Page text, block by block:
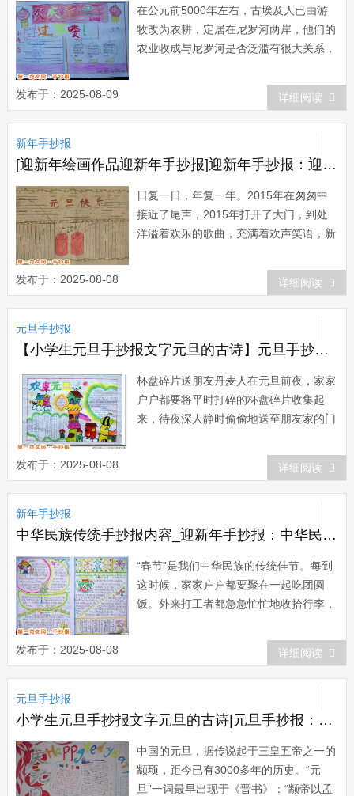
在公元前5000年左右，古埃及人已由游
牧改为农耕，定居在尼罗河两岸，他们的
农业收成与尼罗河是否泛滥有很大关系，
滥的时间是有规律的，他们就把这个时间
每次都记录在竹竿上，从中得知两次泛滥
时伺之间大约相隔365天，同时还发现，
当尼罗河初涨的潮头来到今天开罗城附近
的时...
发布于：2025-08-09 详细阅读
新年手抄报
[迎新年绘画作品迎新年手抄报]迎新年手抄报：迎新年手抄报
日复一日，年复一年。2015年在匆匆中
接近了尾声，2015年打开了大门，到处
洋溢着欢乐的歌曲，充满着欢声笑语，新
过去的一年里，有快乐也有悲伤。新的一
年开始了，人们又开始踏上了一段新的旅
程。12月31日，晚上，我漫无目的的握
着遥控器，打开了电视，掉到了湖南卫
视，...
发布于：2025-08-08 详细阅读
元旦手抄报
【小学生元旦手抄报文字元旦的古诗】元旦手抄报：元旦习俗文化
杯盘碎片送朋友丹麦人在元旦前夜，家家
户户都要将平时打碎的杯盘碎片收集起
来，待夜深人静时偷偷地送至朋友家的门
片越多，则说明他家的朋友越多，新年一
定很幸运。妇女坐上市长椅西德人过元
旦，要表演妇女夺权的喜剧。许多地方的
妇女成群结队地冲进市政府大厅，闯入市
长办公室，坐...
发布于：2025-08-08 详细阅读
新年手抄报
中华民族传统手抄报内容_迎新年手抄报：中华民族的传统佳节
“春节”是我们中华民族的传统佳节。每到
这时候，家家户户都要聚在一起吃团圆
饭。外来打工者都急急忙忙地收拾行李，
的;我们小孩子，取得了好成绩，心中美
滋滋的，等待着家长们的夸奖……大街
上、小区里、超市中，到处都洋溢着喜...
发布于：2025-08-08 详细阅读
元旦手抄报
小学生元旦手抄报文字元旦的古诗|元旦手抄报：中国的元旦
中国的元旦，据传说起于三皇五帝之一的
颛顼，距今已有3000多年的历史。“元
旦”一词最早出现于《晋书》：“颛帝以孟